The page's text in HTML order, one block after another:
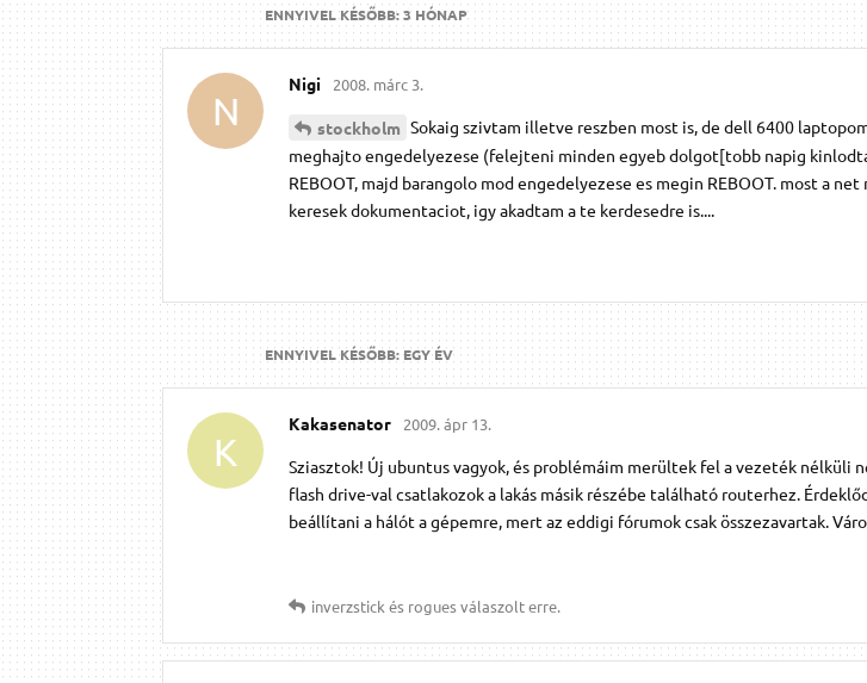
ENNYIVEL KÉSŐBB:3 HÓNAP
N
Nigi 2008. márc 3.
stockholm Sokaig szivtam illetve reszben most is, de dell 6400
meghajto engedelyezese (felejteni minden egyeb dolgot[tobb napig
REBOOT, majd barangolo mod engedelyezese es megin REBOOT. most a
keresek dokumentaciot, igy akadtam a te kerdesedre is....
ENNYIVEL KÉSŐBB:EGY ÉV
K
Kakasenator 2009. ápr 13.
Sziasztok! Új ubuntus vagyok, és problémáim merültek fel a vezeték nélküli
flash drive-val csatlakozok a lakás másik részébe található routerhez.
beállítani a hálót a gépemre, mert az eddigi fórumok csak összezavartak.
inverzstick és roguesválaszolt erre.